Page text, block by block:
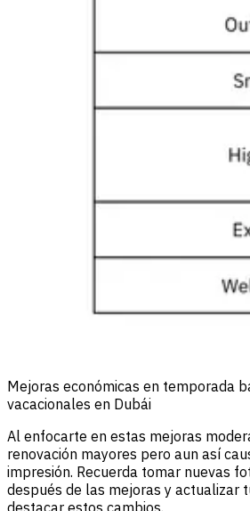
Mejoras económicas en temporada
vacacionales en Dubái
Al enfocarte en estas mejoras
renovación mayores pero aun así
impresión. Recuerda tomar nuevas
después de las mejoras y actualizar